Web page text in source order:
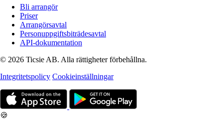
Bli arrangör
Priser
Arrangörsavtal
Personuppgiftsbiträdesavtal
API-dokumentation
© 2026 Ticsie AB. Alla rättigheter förbehållna.
Integritetspolicy Cookieinställningar
🍪